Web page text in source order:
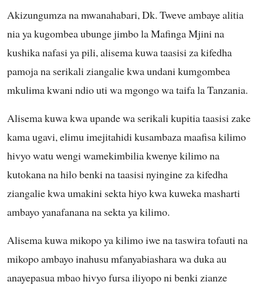
Akizungumza na mwanahabari, Dk. Tweve ambaye alitia
nia ya kugombea ubunge jimbo la Mafinga Mjini na
kushika nafasi ya pili, alisema kuwa taasisi za kifedha
pamoja na serikali ziangalie kwa undani kumgombea
mkulima kwani ndio uti wa mgongo wa taifa la Tanzania.
Alisema kuwa kwa upande wa serikali kupitia taasisi zake
kama ugavi, elimu imejitahidi kusambaza maafisa kilimo
hivyo watu wengi wamekimbilia kwenye kilimo na
kutokana na hilo benki na taasisi nyingine za kifedha
ziangalie kwa umakini sekta hiyo kwa kuweka masharti
ambayo yanafanana na sekta ya kilimo.
Alisema kuwa mikopo ya kilimo iwe na taswira tofauti na
mikopo ambayo inahusu mfanyabiashara wa duka au
anayepasua mbao hivyo fursa iliyopo ni benki zianze